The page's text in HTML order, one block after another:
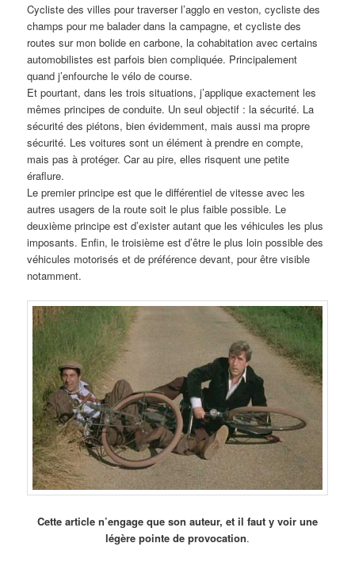
Cycliste des villes pour traverser l’agglo en veston, cycliste des
champs pour me balader dans la campagne, et cycliste des
routes sur mon bolide en carbone, la cohabitation avec certains
automobilistes est parfois bien compliquée. Principalement
quand j’enfourche le vélo de course.
Et pourtant, dans les trois situations, j’applique exactement les
mêmes principes de conduite. Un seul objectif : la sécurité. La
sécurité des piétons, bien évidemment, mais aussi ma propre
sécurité. Les voitures sont un élément à prendre en compte,
mais pas à protéger. Car au pire, elles risquent une petite
éraflure.
Le premier principe est que le différentiel de vitesse avec les
autres usagers de la route soit le plus faible possible. Le
deuxième principe est d’exister autant que les véhicules les plus
imposants. Enfin, le troisième est d’être le plus loin possible des
véhicules motorisés et de préférence devant, pour être visible
notamment.
Cette article n’engage que son auteur, et il faut y voir une
légère pointe de provocation.